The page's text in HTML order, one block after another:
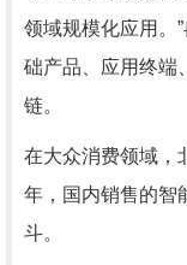
领域规模化应用。
础产品、应用终端
链。
在大众消费领域，
年，国内销售的智
斗。